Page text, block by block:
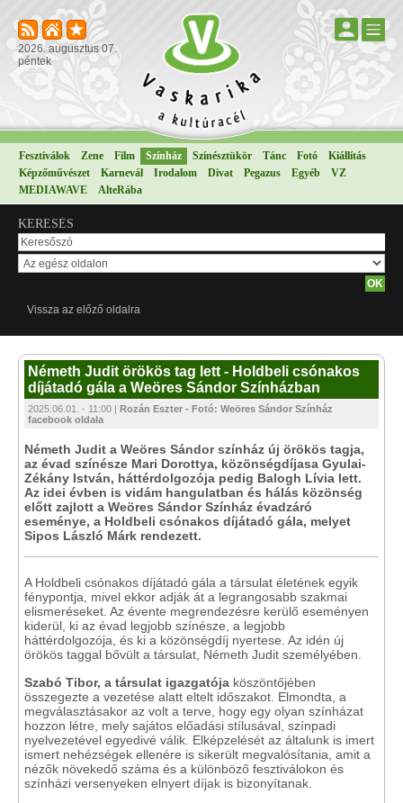
2026. augusztus 07.
péntek
Fesztiválok Zene Film Színház Színésztükör Tánc Fotó
Kiállítás
Képzőművészet
Karnevál Irodalom Divat Pegazus Egyéb
VZ
MEDIAWAVE
AlteRába
KERESÉS
Vissza az előző oldalra
Németh Judit örökös tag lett - Holdbeli csónakos
díjátadó gála a Weöres Sándor Színházban
2025.06.01. - 11:00 | Rozán Eszter - Fotó: Weöres Sándor Színház
facebook oldala
Németh Judit a Weöres Sándor színház új örökös tagja,
az évad színésze Mari Dorottya, közönségdíjasa Gyulai-
Zékány István, háttérdolgozója pedig Balogh Lívia lett.
Az idei évben is vidám hangulatban és hálás közönség
előtt zajlott a Weöres Sándor Színház évadzáró
eseménye, a Holdbeli csónakos díjátadó gála, melyet
Sipos László Márk rendezett.
A Holdbeli csónakos díjátadó gála a társulat életének egyik
fénypontja, mivel ekkor adják át a legrangosabb szakmai
elismeréseket. Az évente megrendezésre kerülő eseményen
kiderül, ki az évad legjobb színésze, a legjobb
háttérdolgozója, és ki a közönségdíj nyertese. Az idén új
örökös taggal bővült a társulat, Németh Judit személyében.
Szabó Tibor, a társulat igazgatója köszöntőjében
összegezte a vezetése alatt eltelt időszakot. Elmondta, a
megválasztásakor az volt a terve, hogy egy olyan színházat
hozzon létre, mely sajátos előadási stílusával, színpadi
nyelvezetével egyedivé válik. Elképzelését az általunk is imert
ismert nehézségek ellenére is sikerült megvalósítania, amit a
nézők növekedő száma és a különböző fesztiválokon és
színházi versenyeken elnyert díjak is bizonyítanak.